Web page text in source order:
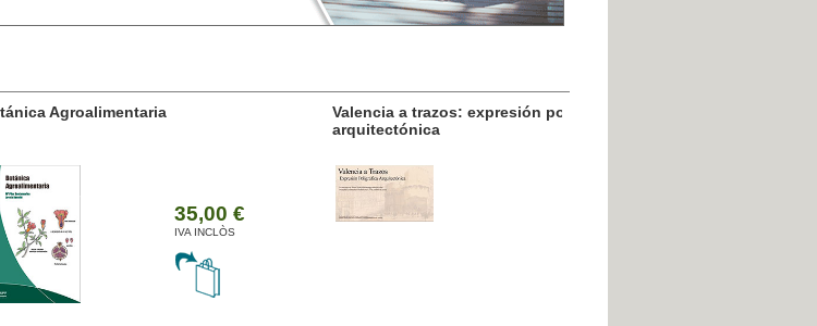
35,00 €
IVA INCLÒS
Valencia a trazos: expresión poligráfica